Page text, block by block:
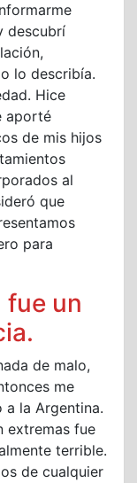
descubrí
lo describía.
Hice
aporté
de mis hijos
al
que
para
fue un
de malo,
me
a la Argentina.
extremas fue
terrible.
de cualquier